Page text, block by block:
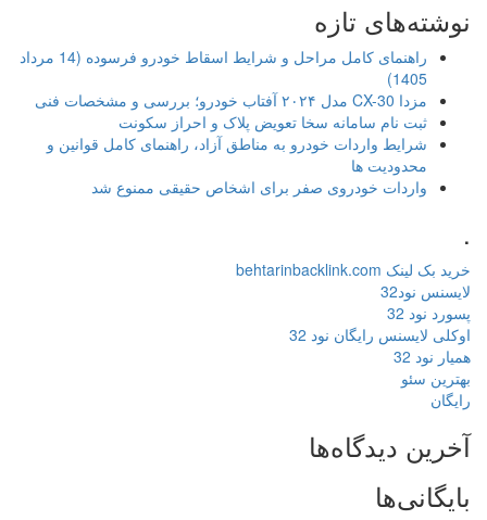
نوشته‌های تازه
راهنمای کامل مراحل و شرایط اسقاط خودرو فرسوده (14 مرداد
1405)
مزدا CX-30 مدل ۲۰۲۴ آفتاب خودرو؛ بررسی و مشخصات فنی
ثبت نام سامانه سخا تعویض پلاک و احراز سکونت
شرایط واردات خودرو به مناطق آزاد، راهنمای کامل قوانین و
محدودیت ها
واردات خودروی صفر برای اشخاص حقیقی ممنوع شد
خرید بک لینک behtarinbacklink.com
لایسنس نود32
پسورد نود 32
اوکلی لایسنس رایگان نود 32
همیار نود 32
بهترین سئو
رایگان
آخرین دیدگاه‌ها
بایگانی‌ها